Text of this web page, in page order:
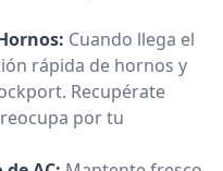
Cuando llega el
rápida de hornos y
Recupérate
por tu